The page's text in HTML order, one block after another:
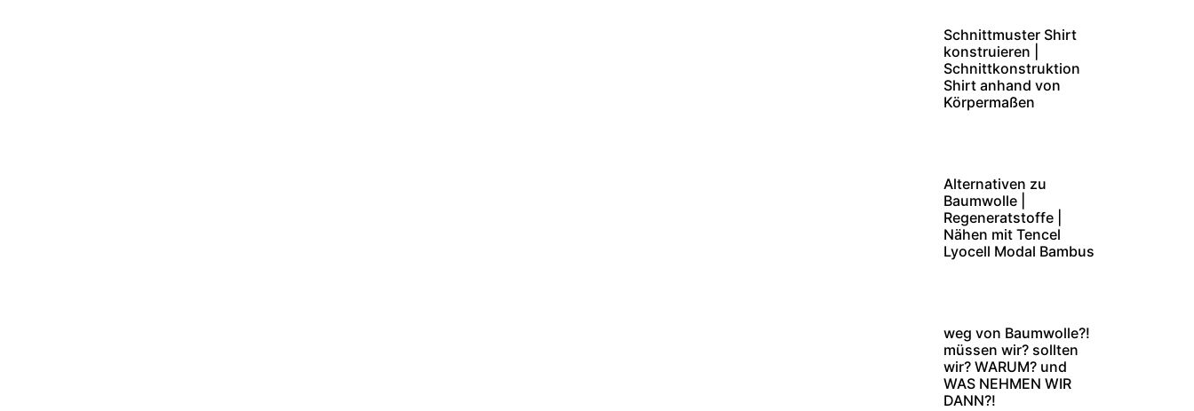
Schnittmuster Shirt
konstruieren |
Schnittkonstruktion
Shirt anhand von
Körpermaßen
Alternativen zu
Baumwolle |
Regeneratstoffe |
Nähen mit Tencel
Lyocell Modal Bambus
weg von Baumwolle?!
müssen wir? sollten
wir? WARUM? und
WAS NEHMEN WIR
DANN?!